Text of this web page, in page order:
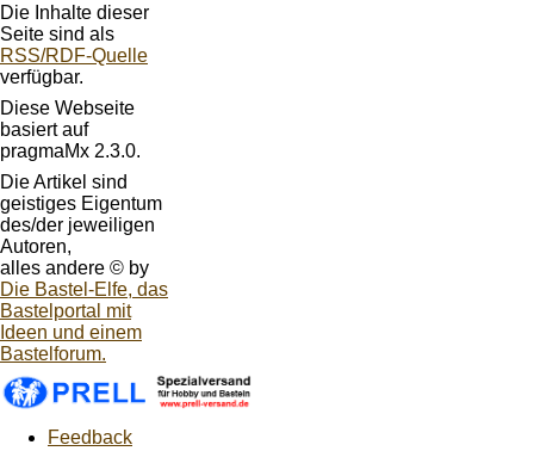
Die Inhalte dieser
Seite sind als
RSS/RDF-Quelle
verfügbar.
Diese Webseite
basiert auf
pragmaMx 2.3.0.
Die Artikel sind
geistiges Eigentum
des/der jeweiligen
Autoren,
alles andere © by
Die Bastel-Elfe, das
Bastelportal mit
Ideen und einem
Bastelforum.
Feedback